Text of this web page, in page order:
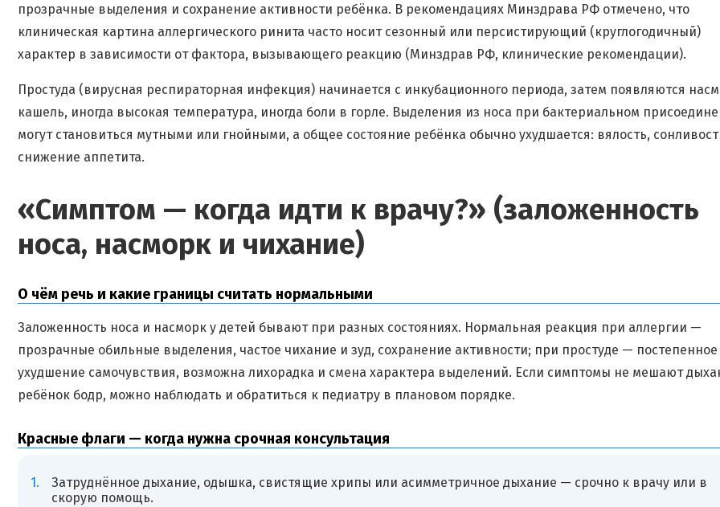
прозрачные выделения и сохранение активности ребёнка. В рекомендациях Минздрава РФ отмечено, что
клиническая картина аллергического ринита часто носит сезонный или персистирующий (круглогодичный)
характер в зависимости от фактора, вызывающего реакцию (Минздрав РФ, клинические рекомендации).
Простуда (вирусная респираторная инфекция) начинается с инкубационного периода, затем появляются
кашель, иногда высокая температура, иногда боли в горле. Выделения из носа при бактериальном
могут становиться мутными или гнойными, а общее состояние ребёнка обычно ухудшается: вялость,
снижение аппетита.
«Симптом — когда идти к врачу?» (заложенность
носа, насморк и чихание)
О чём речь и какие границы считать нормальными
Заложенность носа и насморк у детей бывают при разных состояниях. Нормальная реакция при аллергии —
прозрачные обильные выделения, частое чихание и зуд, сохранение активности; при простуде — постепенное
ухудшение самочувствия, возможна лихорадка и смена характера выделений. Если симптомы не мешают
ребёнок бодр, можно наблюдать и обратиться к педиатру в плановом порядке.
Красные флаги — когда нужна срочная консультация
Затруднённое дыхание, одышка, свистящие хрипы или асимметричное дыхание — срочно к врачу или в
скорую помощь.